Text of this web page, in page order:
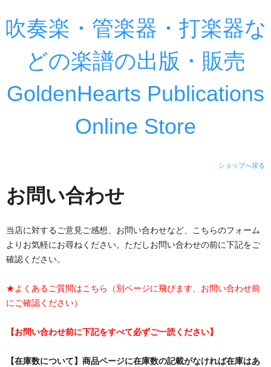
吹奏楽・管楽器・打楽器な
どの楽譜の出版・販売
GoldenHearts Publications
Online Store
ショップへ戻る
お問い合わせ
当店に対するご意見ご感想、お問い合わせなど、こちらのフォーム
よりお気軽にお尋ねください。ただしお問い合わせの前に下記をご
確認ください。
★よくあるご質問はこちら（別ページに飛びます、お問い合わせ前
にご確認ください）
【お問い合わせ前に下記をすべて必ずご一読ください】
【在庫数について】商品ページに在庫数の記載がなければ在庫はあ